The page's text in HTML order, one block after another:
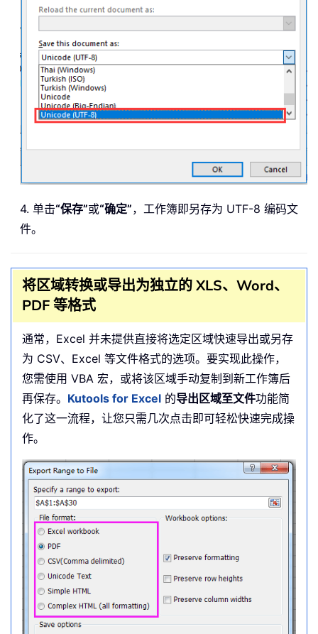
4. 单击“保存”或“确定”，工作簿即另存为 UTF-8 编码文
件。
将区域转换或导出为独立的 XLS、Word、
PDF 等格式
通常，Excel 并未提供直接将选定区域快速导出或另存
为 CSV、Excel 等文件格式的选项。要实现此操作，
您需使用 VBA 宏，或将该区域手动复制到新工作簿后
再保存。 Kutools for Excel 的导出区域至文件功能简
化了这一流程，让您只需几次点击即可轻松快速完成操
作。